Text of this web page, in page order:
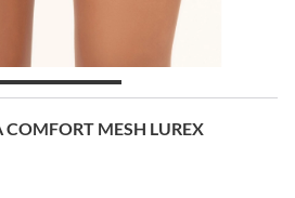
MESH LUREX